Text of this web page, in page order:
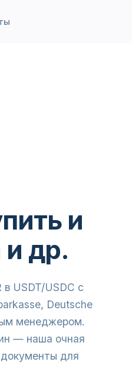
и
и др.
USDT/USDC с
Deutsche
менеджером.
— наша очная
для